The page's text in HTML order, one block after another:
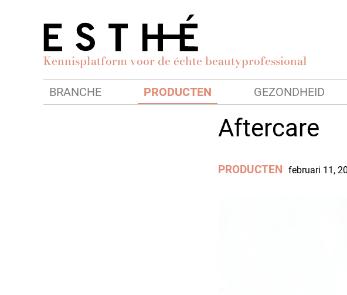
Kennisplatform voor de échte beautyprofessional
BRANCHE PRODUCTEN GEZONDHEID
Aftercare
PRODUCTEN februari 11,